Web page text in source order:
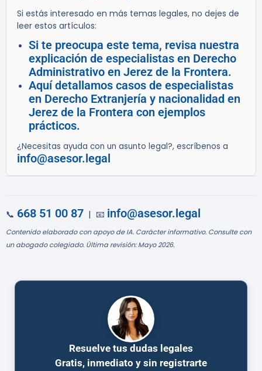
Si estás interesado en más temas legales, no dejes de
leer estos artículos:
Si te preocupa este tema, revisa nuestra
explicación de especialistas en Derecho
Administrativo en Jerez de la Frontera.
Aquí detallamos casos de especialistas
en Derecho Extranjería y nacionalidad en
Jerez de la Frontera con ejemplos
prácticos.
¿Necesitas ayuda con un asunto legal?, escríbenos a
info@asesor.legal
📞 668 51 00 87 | 📧 info@asesor.legal
Contenido elaborado con apoyo de IA. Carácter informativo. Consulte con
un abogado colegiado. Última revisión: Mayo 2026.
Resuelve tus dudas legales
Gratis, inmediato y sin registrarte